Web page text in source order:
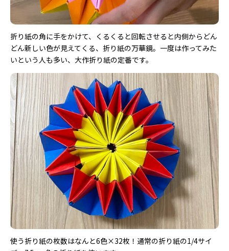
折り紙の角に手をかけて、くるくると回転させると内側からどん
どん新しい色が見えてくる、折り紙の万華鏡。一度は作ってみた
いという人も多い、大作折り紙の定番です。
使う折り紙の枚数はなんと6色×32枚！通常の折り紙の1/4サイ